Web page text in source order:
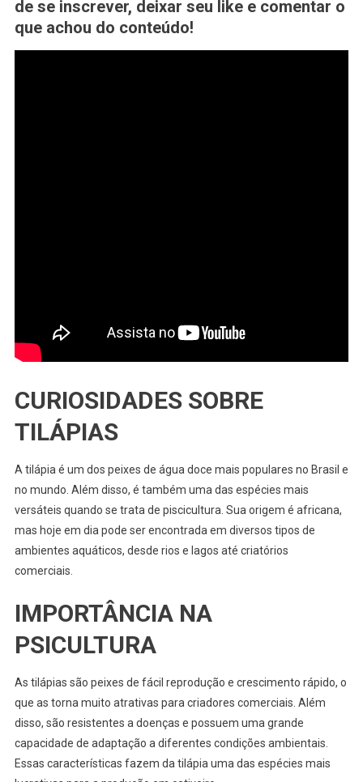
de se inscrever, deixar seu like e comentar o
que achou do conteúdo!
CURIOSIDADES SOBRE
TILÁPIAS
A tilápia é um dos peixes de água doce mais populares no Brasil e
no mundo. Além disso, é também uma das espécies mais
versáteis quando se trata de piscicultura. Sua origem é africana,
mas hoje em dia pode ser encontrada em diversos tipos de
ambientes aquáticos, desde rios e lagos até criatórios
comerciais.
IMPORTÂNCIA NA
PSICULTURA
As tilápias são peixes de fácil reprodução e crescimento rápido, o
que as torna muito atrativas para criadores comerciais. Além
disso, são resistentes a doenças e possuem uma grande
capacidade de adaptação a diferentes condições ambientais.
Essas características fazem da tilápia uma das espécies mais